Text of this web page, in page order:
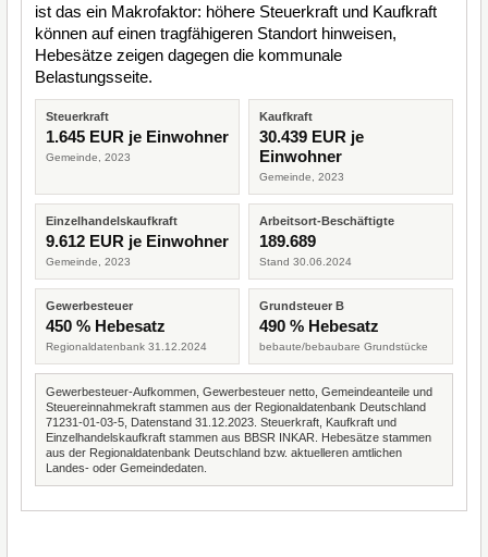
ist das ein Makrofaktor: höhere Steuerkraft und Kaufkraft
können auf einen tragfähigeren Standort hinweisen,
Hebesätze zeigen dagegen die kommunale
Belastungsseite.
Steuerkraft
1.645 EUR je Einwohner
Gemeinde, 2023
Kaufkraft
30.439 EUR je
Einwohner
Gemeinde, 2023
Einzelhandelskaufkraft
9.612 EUR je Einwohner
Gemeinde, 2023
Arbeitsort-Beschäftigte
189.689
Stand 30.06.2024
Gewerbesteuer
450 % Hebesatz
Regionaldatenbank 31.12.2024
Grundsteuer B
490 % Hebesatz
bebaute/bebaubare Grundstücke
Gewerbesteuer-Aufkommen, Gewerbesteuer netto, Gemeindeanteile und
Steuereinnahmekraft stammen aus der Regionaldatenbank Deutschland
71231-01-03-5, Datenstand 31.12.2023. Steuerkraft, Kaufkraft und
Einzelhandelskaufkraft stammen aus BBSR INKAR. Hebesätze stammen
aus der Regionaldatenbank Deutschland bzw. aktuelleren amtlichen
Landes- oder Gemeindedaten.